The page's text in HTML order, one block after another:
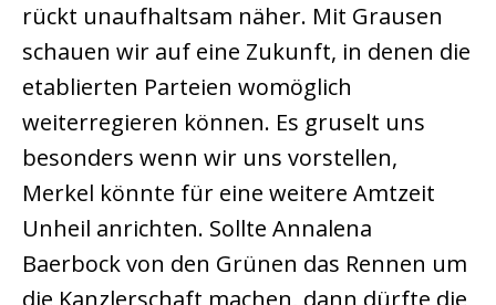
rückt unaufhaltsam näher. Mit Grausen
schauen wir auf eine Zukunft, in denen die
etablierten Parteien womöglich
weiterregieren können. Es gruselt uns
besonders wenn wir uns vorstellen,
Merkel könnte für eine weitere Amtzeit
Unheil anrichten. Sollte Annalena
Baerbock von den Grünen das Rennen um
die Kanzlerschaft machen, dann dürfte die